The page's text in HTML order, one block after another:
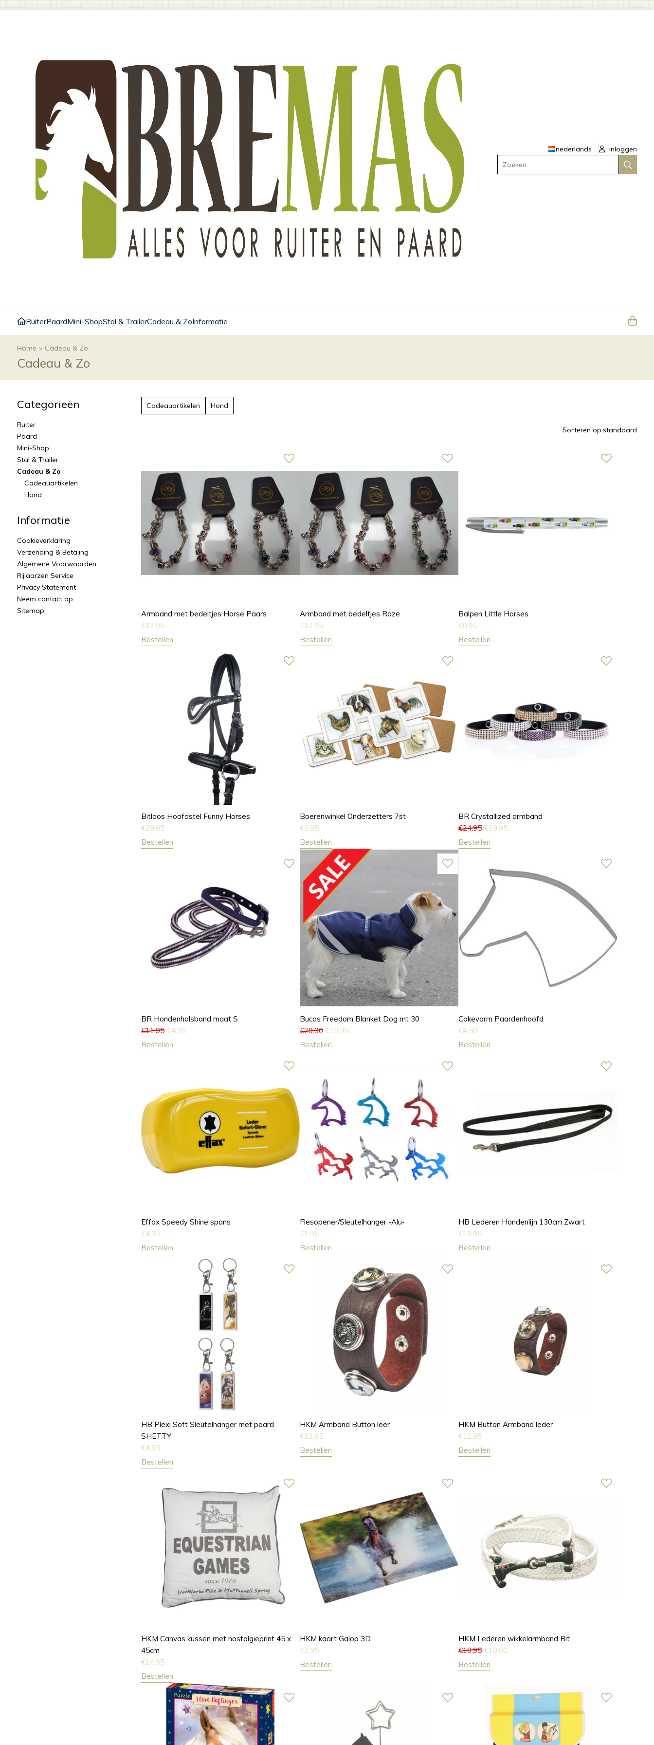
nederlands
inloggen
Zoeken
RuiterPaardMini-ShopStal & TrailerCadeau & ZoInformatie
Home > Cadeau & Zo
Cadeau & Zo
Categorieën
Ruiter
Paard
Mini-Shop
Stal & Trailer
Cadeau & Zo
Cadeauartikelen
Hond
Informatie
Cookieverklaring
Verzending & Betaling
Algemene Voorwaarden
Rijlaarzen Service
Privacy Statement
Neem contact op
Sitemap
Cadeauartikelen Hond
Sorteren op:standaard
Armband met bedeltjes Horse Paars
€12,95
Bestellen
Armband met bedeltjes Roze
€12,95
Bestellen
Balpen Little Horses
€0,95
Bestellen
Bitloos Hoofdstel Funny Horses
€29,95
Bestellen
Boerenwinkel Onderzetters 7st
€8,95
Bestellen
BR Crystallized armband
€24,95 €19,95
Bestellen
BR Hondenhalsband maat S
€11,95 €4,95
Bestellen
Bucas Freedom Blanket Dog mt 30
€29,90 €19,95
Bestellen
Cakevorm Paardenhoofd
€4,50
Bestellen
Effax Speedy Shine spons
€4,95
Bestellen
Flesopener/Sleutelhanger -Alu-
€1,95
Bestellen
HB Lederen Hondenlijn 130cm Zwart
€19,95
Bestellen
HB Plexi Soft Sleutelhanger met paard
SHETTY
€4,95
Bestellen
HKM Armband Button leer
€12,95
Bestellen
HKM Button Armband leder
€12,95
Bestellen
HKM Canvas kussen met nostalgieprint 45 x
45cm
€14,95
Bestellen
HKM kaart Galop 3D
€2,95
Bestellen
HKM Lederen wikkelarmband Bit
€18,95 €10,00
Bestellen